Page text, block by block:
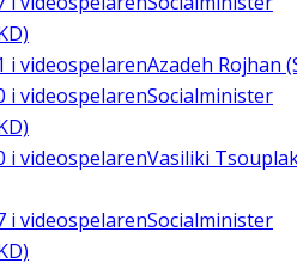
i videospelarenAzadeh Rojhan
i videospelarenSocialminister
i videospelarenVasiliki
i videospelarenSocialminister